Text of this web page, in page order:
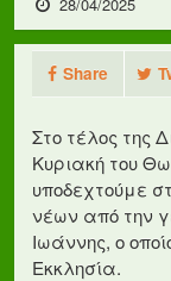
Share
Στο τέλος της
Κυριακή του
υποδεχτούμε
νέων από την
Ιωάννης, ο
Εκκλησία.